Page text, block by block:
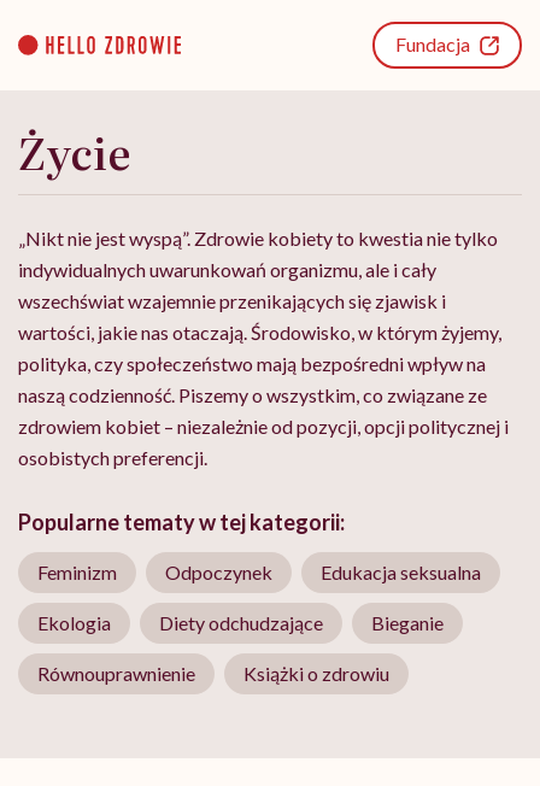
content
Fundacja
Życie
„Nikt nie jest wyspą”. Zdrowie kobiety to kwestia nie tylko
indywidualnych uwarunkowań organizmu, ale i cały
wszechświat wzajemnie przenikających się zjawisk i
wartości, jakie nas otaczają. Środowisko, w którym żyjemy,
polityka, czy społeczeństwo mają bezpośredni wpływ na
naszą codzienność. Piszemy o wszystkim, co związane ze
zdrowiem kobiet – niezależnie od pozycji, opcji politycznej i
osobistych preferencji.
Popularne tematy w tej kategorii:
Feminizm Odpoczynek Edukacja seksualna
Ekologia Diety odchudzające Bieganie
Równouprawnienie Książki o zdrowiu